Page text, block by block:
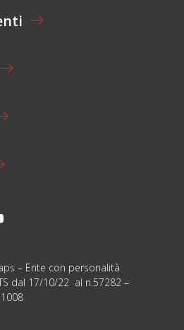
– Ente con personalità
dal 17/10/22 al n.57282 –